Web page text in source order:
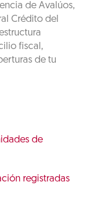
de Avalúos,
Crédito del
fiscal,
de tu
de
registradas